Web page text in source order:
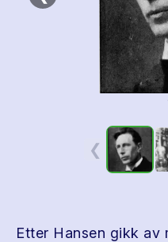
❮
Etter Hansen gikk av